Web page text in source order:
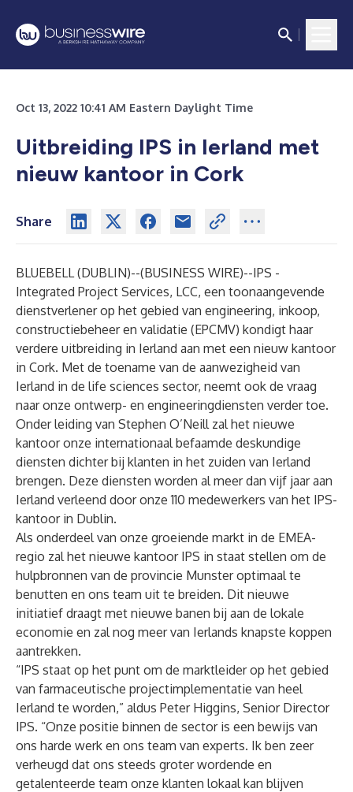
Oct 13, 2022 10:41 AM Eastern Daylight Time
Uitbreiding IPS in Ierland met
nieuw kantoor in Cork
Share
BLUEBELL (DUBLIN)--(BUSINESS WIRE)--IPS -
Integrated Project Services, LCC, een toonaangevende
dienstverlener op het gebied van engineering, inkoop,
constructiebeheer en validatie (EPCMV) kondigt haar
verdere uitbreiding in Ierland aan met een nieuw kantoor
in Cork. Met de toename van de aanwezigheid van
Ierland in de life sciences sector, neemt ook de vraag
naar onze ontwerp- en engineeringdiensten verder toe.
Onder leiding van Stephen O’Neill zal het nieuwe
kantoor onze internationaal befaamde deskundige
diensten dichter bij klanten in het zuiden van Ierland
brengen. Deze diensten worden al meer dan vijf jaar aan
Ierland verleend door onze 110 medewerkers van het IPS-
kantoor in Dublin.
Als onderdeel van onze groeiende markt in de EMEA-
regio zal het nieuwe kantoor IPS in staat stellen om de
hulpbronnen van de provincie Munster optimaal te
benutten en ons team uit te breiden. Dit nieuwe
initiatief draagt met nieuwe banen bij aan de lokale
economie en zal nog meer van Ierlands knapste koppen
aantrekken.
“IPS staat op het punt om de marktleider op het gebied
van farmaceutische projectimplementatie van heel
Ierland te worden,” aldus Peter Higgins, Senior Director
IPS. “Onze positie binnen de sector is een bewijs van
ons harde werk en ons team van experts. Ik ben zeer
verheugd dat ons steeds groter wordende en
getalenteerde team onze klanten lokaal kan blijven